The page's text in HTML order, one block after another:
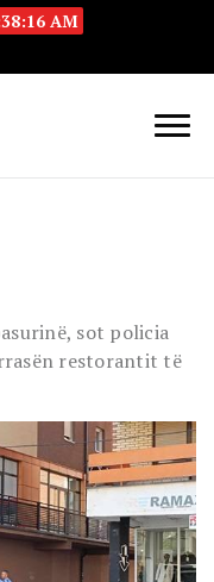
AM
sot policia
restorantit të